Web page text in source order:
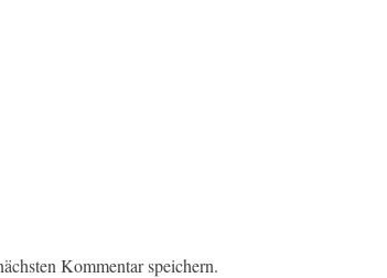
Kommentar speichern.